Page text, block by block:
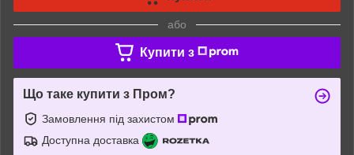
або
Купити з
Що таке купити з Пром?
Замовлення під захистом
Доступна доставка